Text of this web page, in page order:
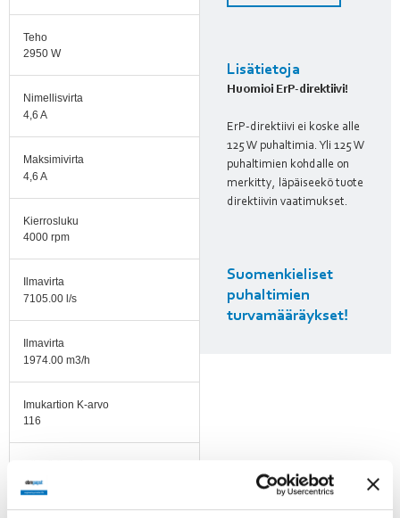
Teho
2950 W
Nimellisvirta
4,6 A
Maksimivirta
4,6 A
Kierrosluku
4000 rpm
Ilmavirta
7105.00 l/s
Ilmavirta
1974.00 m3/h
Imukartion K-arvo
116
-25...+40 °C
Lisätietoja
Huomioi ErP-direktiivi!
ErP-direktiivi ei koske alle
125 W puhaltimia. Yli 125 W
puhaltimien kohdalle on
merkitty, läpäiseekö tuote
direktiivin vaatimukset.
Suomenkieliset
puhaltimien
turvamääräykset!